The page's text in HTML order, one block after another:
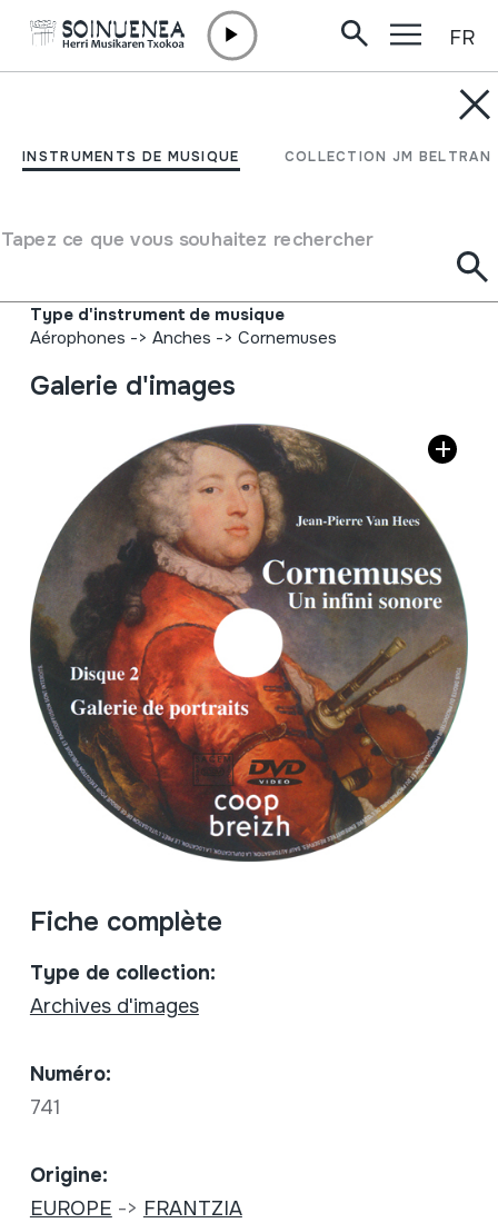
INSTRUMENTS DE MUSIQUE COLLECTION JM BELTRAN
Tapez ce que vous souhaitez rechercher
FR
Cornemuses. Un infini
de portraits
Type d'instrument de musique
Aérophones -> Anches -> Cornemuses
Galerie d'images
Fiche complète
Type de collection:
Archives d'images
Numéro:
741
Origine:
EUROPE -> FRANTZIA